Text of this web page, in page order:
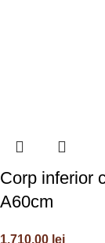
Corp inferior
A60cm
1.710,00 lei